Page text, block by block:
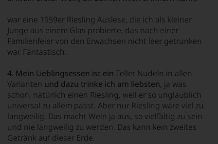
war eine 1959er Riesling Auslese, die ich als kleiner
Junge aus einem Glas probierte, das nach einer
Familienfeier von den Erwachsen nicht leer getrunken
war. Fantastisch.
4. Mein Lieblingsessen ist ein Teller Nudeln in allen
Varianten und dazu trinke ich am liebsten, ja was
schon, natürlich einen Riesling, weil er so unglaublich
universal zu allem passt. Aber nur Riesling wäre viel zu
langweilig. Das macht Wein ja aus, so vielfältig zu sein
und nie langweilig zu werden. Das kann kein zweites
Getränk auf dieser Erde.